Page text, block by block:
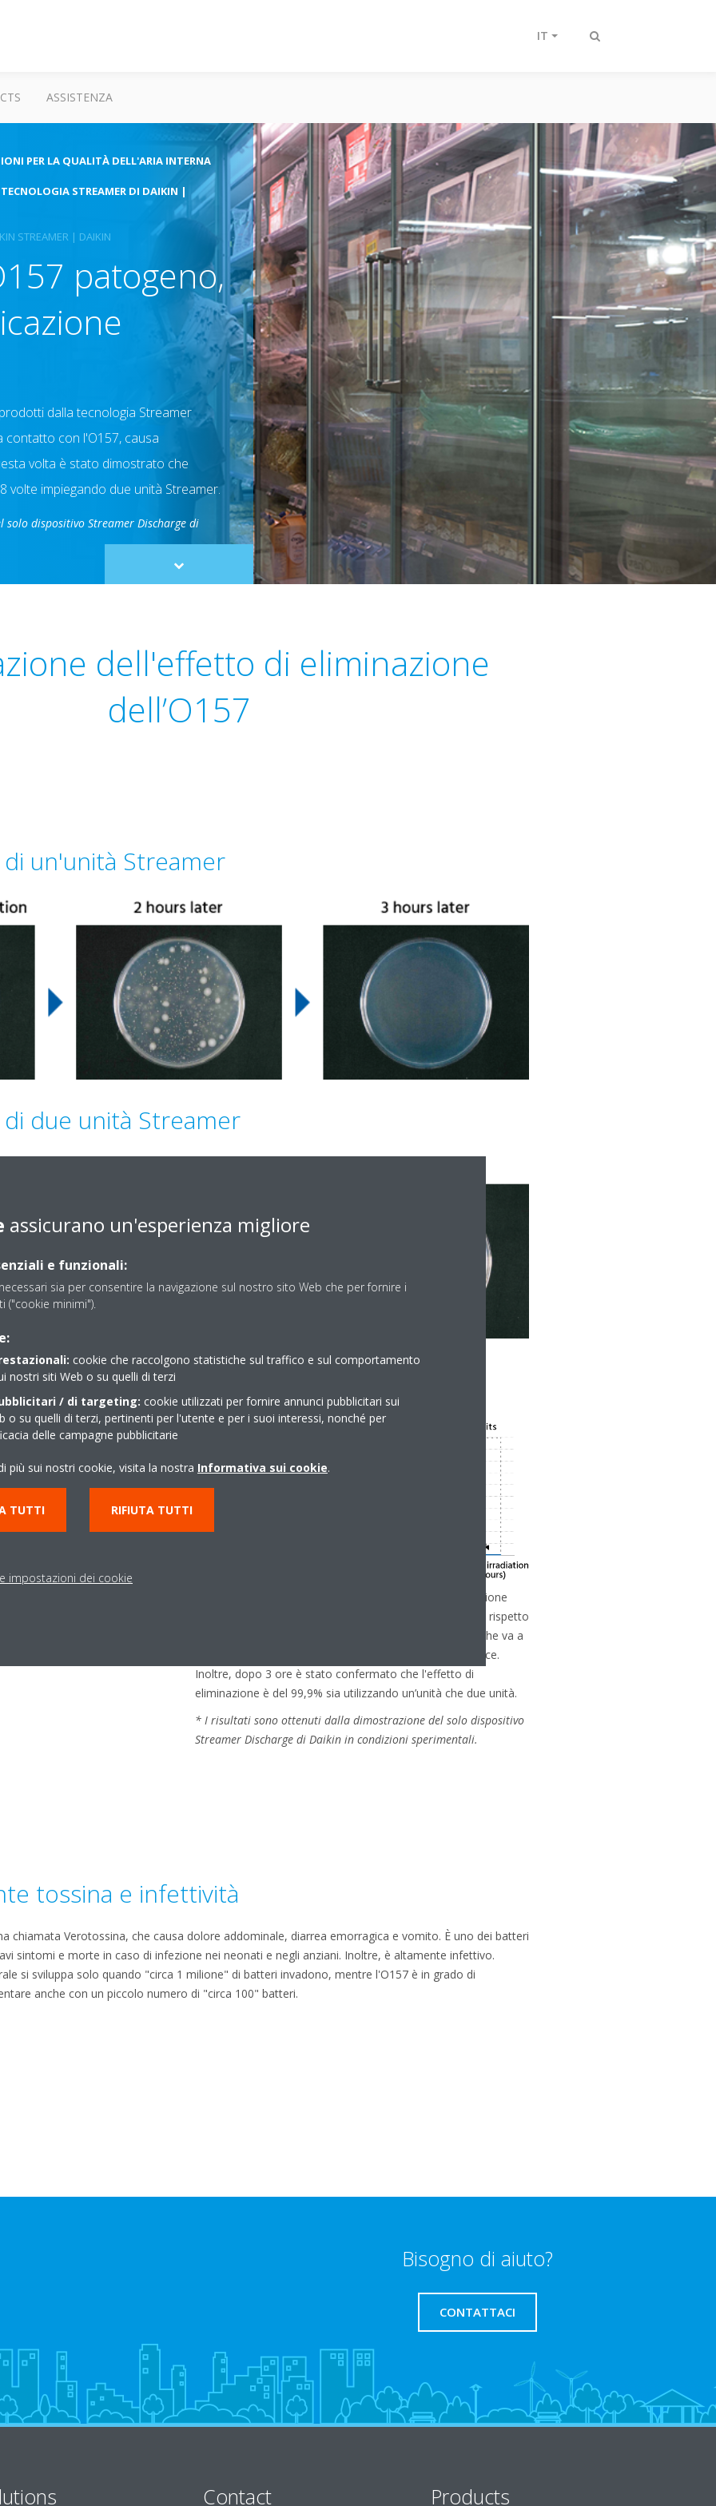
Attiva/disattiva
IT
ASSISTENZA
PER LA QUALITÀ DELL'ARIA INTERNA
STREAMER DI DAIKIN |
STREAMER | DAIKIN
patogeno,
dalla tecnologia Streamer
con l'O157, causa
volta è stato dimostrato che
volte impiegando due unità Streamer.
dispositivo Streamer Discharge di
Scroll
to
dell'effetto di eliminazione
dell’O157
un'unità Streamer
due unità Streamer
dei
i test
1, 2, 3, 4, 8 ore e inoculando
lo stato residuo
di irradiazione con
Il tasso di sopravvivenza dell’O157 dopo 2 ore di irradiazione
con Streamer è dello 0,1% in caso di utilizzo di due unità rispetto
all'1,8% in caso di utilizzo di una singola unità, risultato che va a
confermare un effetto di eliminazione 18 volte più efficace.
Inoltre, dopo 3 ore è stato confermato che l'effetto di
eliminazione è del 99,9% sia utilizzando un’unità che due unità.
* I risultati sono ottenuti dalla dimostrazione del solo dispositivo
Streamer Discharge di Daikin in condizioni sperimentali.
tossina e infettività
chiamata Verotossina, che causa dolore addominale, diarrea emorragica e vomito. È uno dei batteri
sintomi e morte in caso di infezione nei neonati e negli anziani. Inoltre, è altamente infettivo.
si sviluppa solo quando "circa 1 milione" di batteri invadono, mentre l'O157 è in grado di
anche con un piccolo numero di "circa 100" batteri.
Bisogno di aiuto?
CONTATTACI
Contact Products
assicurano un'esperienza migliore
e funzionali:
sia per consentire la navigazione sul nostro sito Web che per fornire i
("cookie minimi").
cookie che raccolgono statistiche sul traffico e sul comportamento
nostri siti Web o su quelli di terzi
/ di targeting: cookie utilizzati per fornire annunci pubblicitari sui
o su quelli di terzi, pertinenti per l'utente e per i suoi interessi, nonché per
delle campagne pubblicitarie
più sui nostri cookie, visita la nostra Informativa sui cookie.
TUTTI RIFIUTA TUTTI
impostazioni dei cookie